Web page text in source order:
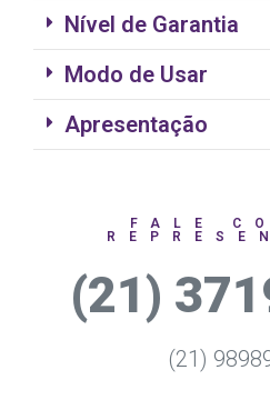
Nível de Garantia
Modo de Usar
Apresentação
FALE
(21)
(21)